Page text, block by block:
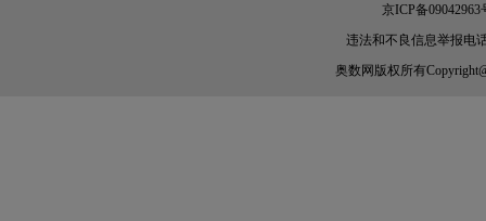
京ICP备09042963
违法和不良信息举报电
奥数网 版权所有